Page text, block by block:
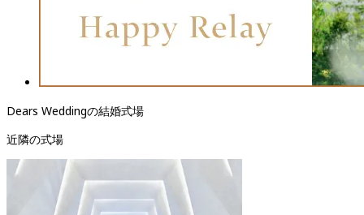
Dears Weddingの結婚式場
近隣の式場